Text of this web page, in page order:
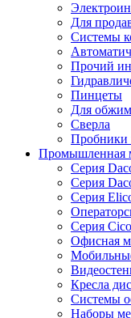
Для
Системы
Прочий
Пинцеты
Для
Сверла
Пробники
Промышленная
Серия
Серия
Серия
Серия
Офисная
Кресла
Системы
Наборы